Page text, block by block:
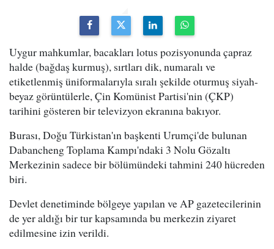
Uygur mahkumlar, bacakları lotus pozisyonunda çapraz
halde (bağdaş kurmuş), sırtları dik, numaralı ve
etiketlenmiş üniformalarıyla sıralı şekilde oturmuş siyah-
beyaz görüntülerle, Çin Komünist Partisi'nin (ÇKP)
tarihini gösteren bir televizyon ekranına bakıyor.
Burası, Doğu Türkistan'ın başkenti Urumçi'de bulunan
Dabancheng Toplama Kampı'ndaki 3 Nolu Gözaltı
Merkezinin sadece bir bölümündeki tahmini 240 hücreden
biri.
Devlet denetiminde bölgeye yapılan ve AP gazetecilerinin
de yer aldığı bir tur kapsamında bu merkezin ziyaret
edilmesine izin verildi.